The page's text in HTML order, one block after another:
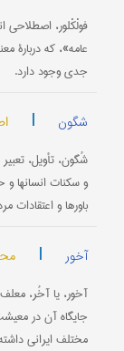
فولْکْلور،
عامه»، که دربارۀ
جدی وجود دارد.
شگون |
شُگون، تأویل،
و سکنات انسانها و
باورها و اعتقادات
آخور |
آخور، یا آخُر،
جایگاه آن در
مختلف ایرانی